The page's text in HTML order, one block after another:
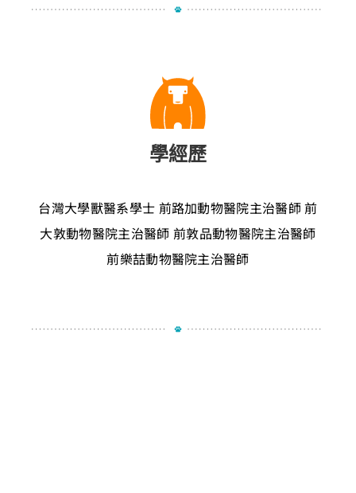
學經歷
台灣大學獸醫系學士 前路加動物醫院主治醫師前
大敦動物醫院主治醫師 前敦品動物醫院主治醫師
前樂喆動物醫院主治醫師